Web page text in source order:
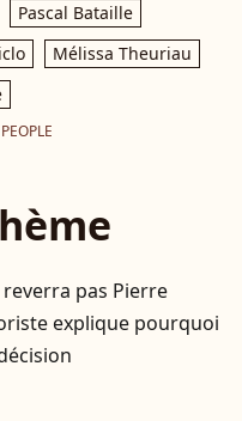
Pascal Bataille
Mélissa Theuriau
pas Pierre
explique pourquoi